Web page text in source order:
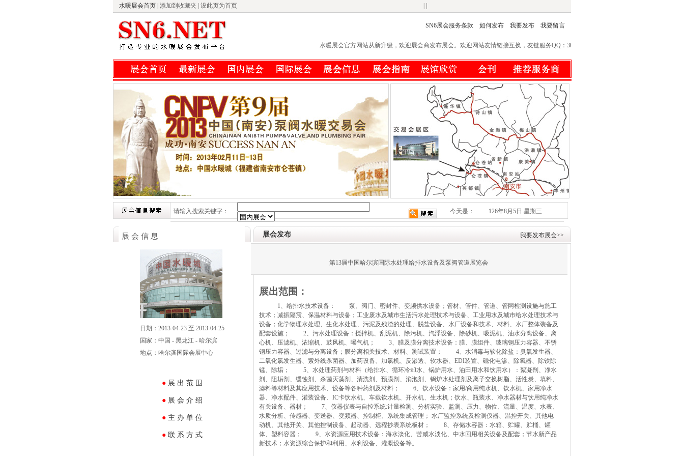
水暖展会首页 添加到收藏夹 设此页为首页
SN6展会服务条款 如何发布 我要发布 我要留言
水暖展会官方网站从新升级，欢迎展会商发布展会。欢迎网站友情链接互换，友链服务QQ：303062318 本网站网址：http://www.sn6.net/
请输入搜索关键字： 今天是： 126年8月5日 星期三
展 会 信 息
日期：2013-04-23 至 2013-04-25
国家：中国 - 黑龙江 - 哈尔滨
地点：哈尔滨国际会展中心
●展 出 范 围
●展 会 介 绍
●主 办 单 位
●联 系 方 式
展会发布 我要发布展会>>
第13届中国哈尔滨国际水处理给排水设备及泵阀管道展览会
展出范围：
1、给排水技术设备： 泵、阀门、密封件、变频供水设备；管材、管件、管道、管网检测设施与施工
技术；减振隔震、保温材料与设备；工业废水及城市生活污水处理技术与设备、工业用水及城市给水处理技术与
设备；化学物理水处理、生化水处理、污泥及残渣的处理、脱盐设备、水厂设备和技术、材料、水厂整体装备及
配套设施； 2、污水处理设备：搅拌机、刮泥机、除污机、汽浮设备、除砂机、吸泥机、油水分离设备、离
心机、压滤机、浓缩机、鼓风机、曝气机； 3、膜及膜分离技术设备：膜、膜组件、玻璃钢压力容器、不锈
钢压力容器、过滤与分离设备；膜分离相关技术、材料、测试装置； 4、水消毒与软化除盐：臭氧发生器、
二氧化氯发生器、紫外线杀菌器、加药设备、加氯机、反渗透、软水器、EDI装置、磁化电渗、除氧器、除铁除
锰、除垢； 5、水处理药剂与材料（给排水、循环冷却水、锅炉用水、油田用水和饮用水）：絮凝剂、净水
剂、阻垢剂、缓蚀剂、杀菌灭藻剂、清洗剂、预膜剂、消泡剂、锅炉水处理剂及离子交换树脂、活性炭、填料、
滤料等材料及其应用技术、设备等各种药剂及材料； 6、饮水设备：家用/商用纯水机、饮水机、家用净水
器、净水配件、灌装设备、IC卡饮水机、车载饮水机、开水机、生水机；饮水、瓶装水、净水器材与饮用纯净水
有关设备、器材； 7、仪器仪表与自控系统:计量检测、分析实验、监测、压力、物位、流量、温度、水表、
水质分析、传感器、变送器、变频器、控制柜、系统集成管理； 水厂监控系统及检测仪器、温控开关、其他电
动机、其他开关、其他控制设备、起动器、远程抄表系统板材； 8、存储水容器：水箱、贮罐、贮桶、罐
体、塑料容器； 9、水资源应用技术设备：海水淡化、苦咸水淡化、中水回用相关设备及配套；节水新产品
新技术；水资源综合保护和利用、水利设备、灌溉设备等。